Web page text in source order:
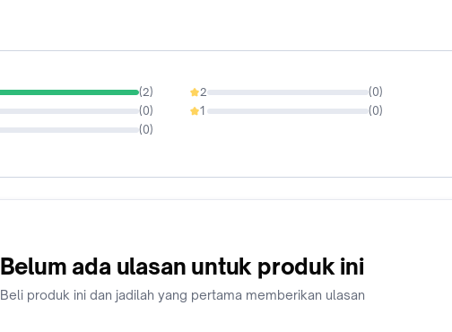
(2)
(0)
(0)
2 (0)
0%
1 (0)
0%
Belum ada ulasan untuk produk ini
Beli produk ini dan jadilah yang pertama memberikan ulasan